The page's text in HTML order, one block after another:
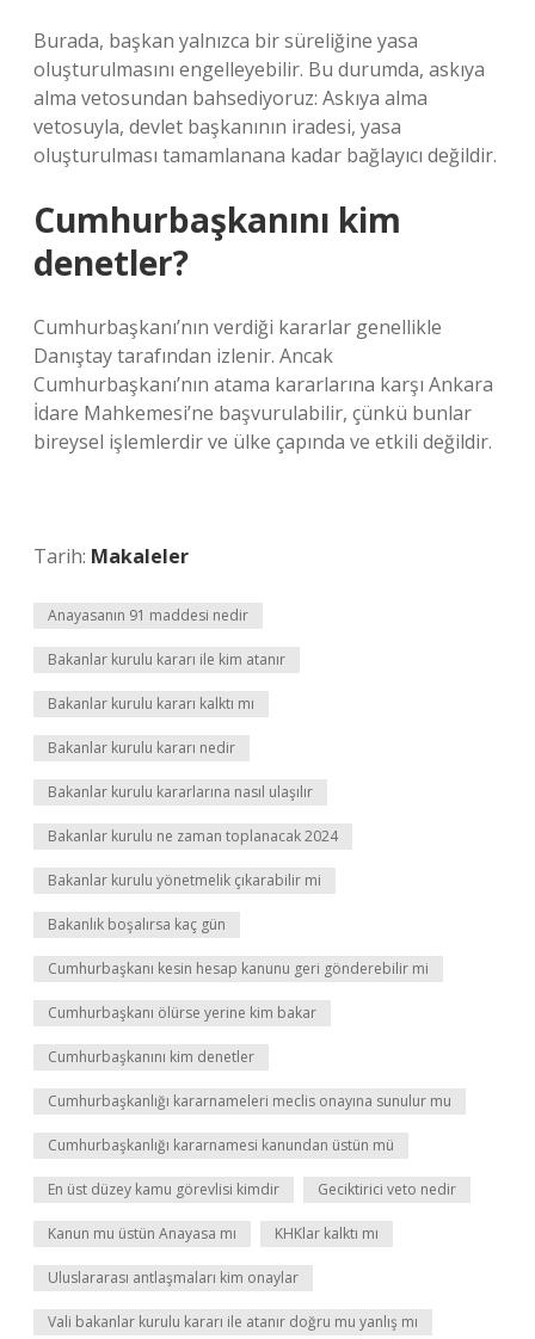
Burada, başkan yalnızca bir süreliğine yasa
oluşturulmasını engelleyebilir. Bu durumda, askıya
alma vetosundan bahsediyoruz: Askıya alma
vetosuyla, devlet başkanının iradesi, yasa
oluşturulması tamamlanana kadar bağlayıcı değildir.
Cumhurbaşkanını kim
denetler?
Cumhurbaşkanı’nın verdiği kararlar genellikle
Danıştay tarafından izlenir. Ancak
Cumhurbaşkanı’nın atama kararlarına karşı Ankara
İdare Mahkemesi’ne başvurulabilir, çünkü bunlar
bireysel işlemlerdir ve ülke çapında ve etkili değildir.
Tarih: Makaleler
Anayasanın 91 maddesi nedir
Bakanlar kurulu kararı ile kim atanır
Bakanlar kurulu kararı kalktı mı
Bakanlar kurulu kararı nedir
Bakanlar kurulu kararlarına nasıl ulaşılır
Bakanlar kurulu ne zaman toplanacak 2024
Bakanlar kurulu yönetmelik çıkarabilir mi
Bakanlık boşalırsa kaç gün
Cumhurbaşkanı kesin hesap kanunu geri gönderebilir mi
Cumhurbaşkanı ölürse yerine kim bakar
Cumhurbaşkanını kim denetler
Cumhurbaşkanlığı kararnameleri meclis onayına sunulur mu
Cumhurbaşkanlığı kararnamesi kanundan üstün mü
En üst düzey kamu görevlisi kimdir Geciktirici veto nedir
Kanun mu üstün Anayasa mı KHKlar kalktı mı
Uluslararası antlaşmaları kim onaylar
Vali bakanlar kurulu kararı ile atanır doğru mu yanlış mı